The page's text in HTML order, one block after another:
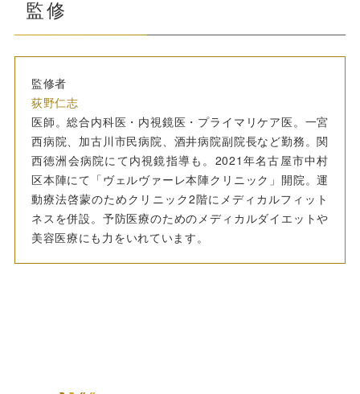
監修
監修者
荻野仁志
医師。総合内科医・内視鏡医・プライマリケア医。一宮
西病院、加古川市民病院、酒井病院副院長など勤務。関
西徳洲会病院にて内視鏡指導も。2021年名古屋市中村
区本陣にて「ヴェルヴァーレ本陣クリニック」開院。運
動療法啓蒙のためクリニック2階にメディカルフィット
ネスを併設。予防医療のためのメディカルダイエットや
美容医療にも力をいれています。